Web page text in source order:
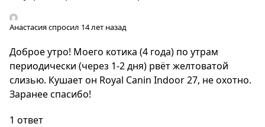
Анастасияспросил 14 лет назад
Доброе утро! Моего котика (4 года) по утрам
периодически (через 1-2 дня) рвёт желтоватой
слизью. Кушает он Royal Canin Indoor 27, не охотно.
Заранее спасибо!
1 ответ